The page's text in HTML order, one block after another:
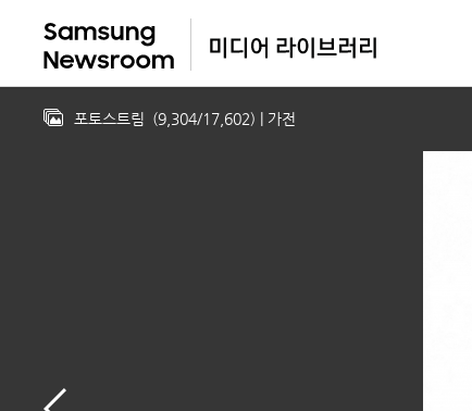
포토스트림 (9,304/17,602) | 가전